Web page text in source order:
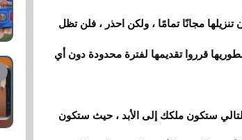
مجانًا تمامًا ، ولكن احذر ، فلن تظل
قرروا تقديمها لفترة محدودة دون أي
ستكون ملكك إلى الأبد ، حيث ستكون